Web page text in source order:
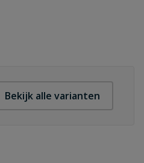
Bekijk alle varianten